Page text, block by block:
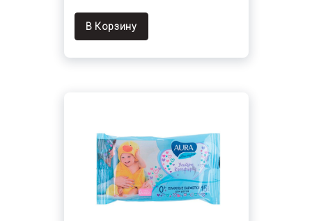
В Корзину